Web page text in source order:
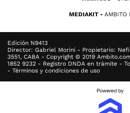
MEDIAKIT AMBITO
Edición N9413
Director: Gabriel Morini - Propietario:
3551, CABA - Copyright © 2019
1852 9232 - Registro DNDA en trámite -
- Términos y condiciones de uso